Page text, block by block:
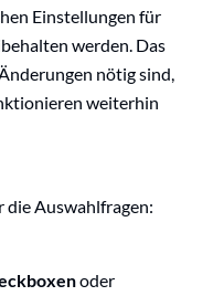
Einstellungen für
werden. Das
nötig sind,
weiterhin
Auswahlfragen:
oder